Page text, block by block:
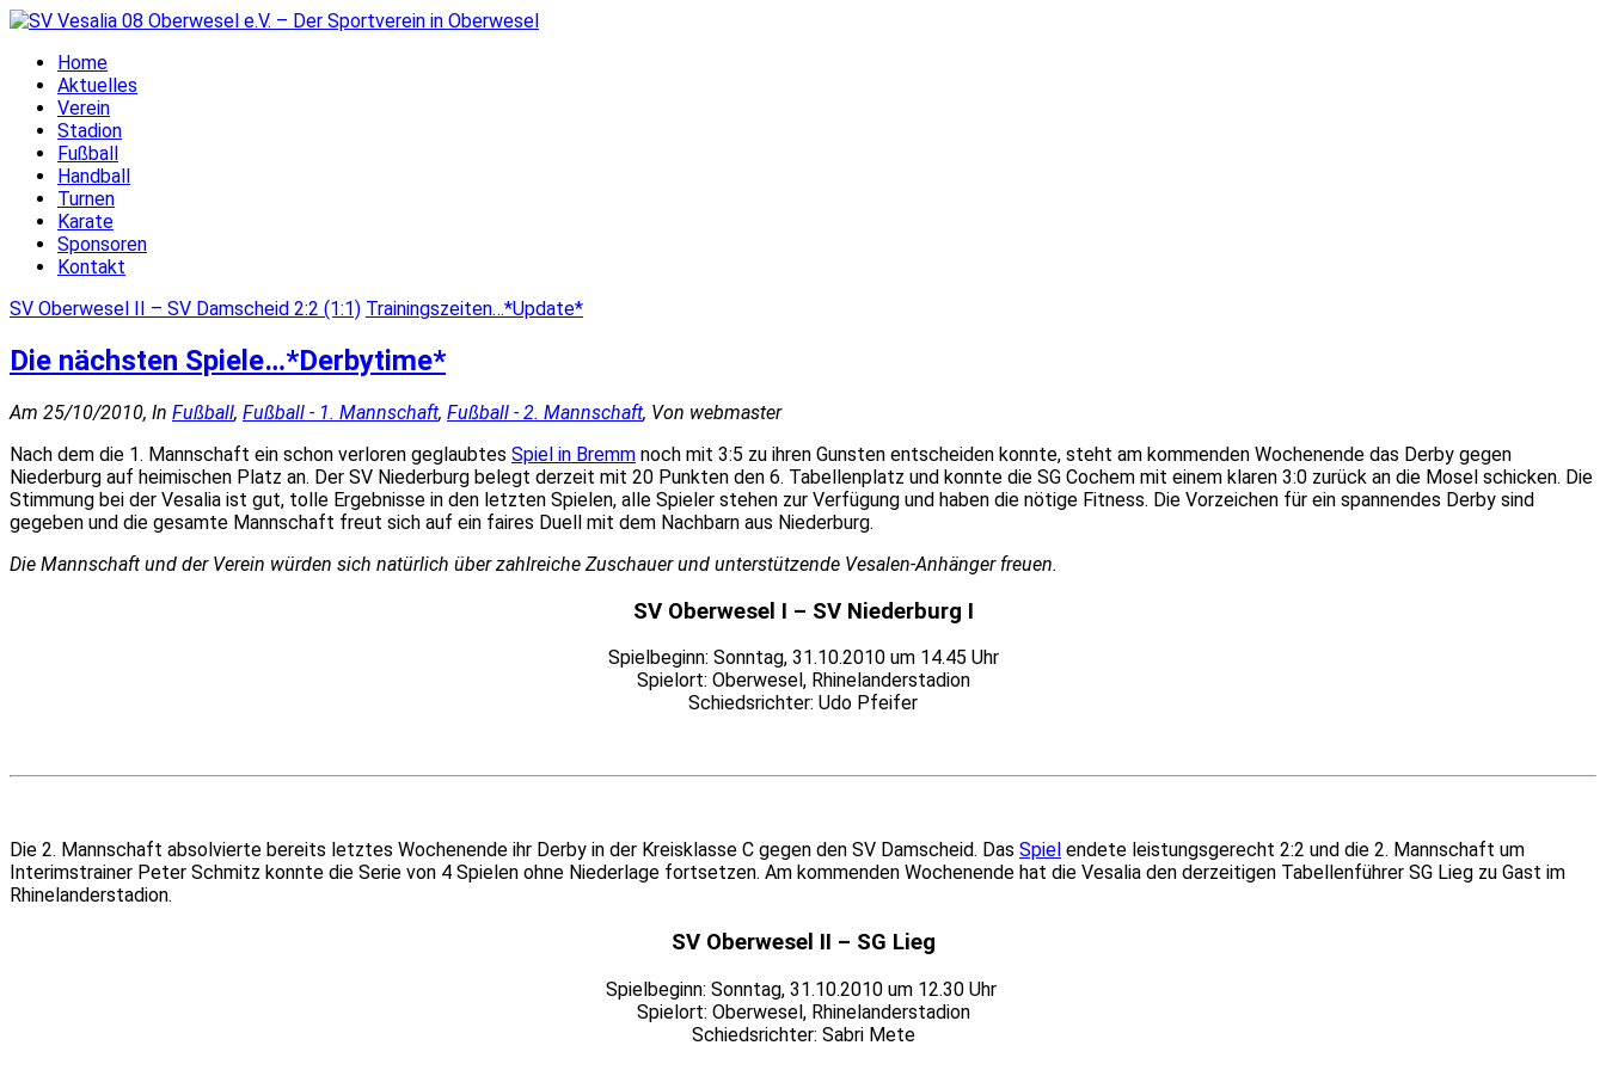
Home
Aktuelles
Verein
Stadion
Fußball
Handball
Turnen
Karate
Sponsoren
Kontakt
SV Oberwesel II – SV Damscheid 2:2 (1:1) Trainingszeiten…*Update*
Die nächsten Spiele…*Derbytime*
Am 25/10/2010, In Fußball, Fußball - 1. Mannschaft, Fußball - 2. Mannschaft, Von webmaster
Nach dem die 1. Mannschaft ein schon verloren geglaubtes Spiel in Bremm noch mit 3:5 zu ihren Gunsten entscheiden konnte, steht am kommenden Wochenende das Derby gegen
Niederburg auf heimischen Platz an. Der SV Niederburg belegt derzeit mit 20 Punkten den 6. Tabellenplatz und konnte die SG Cochem mit einem klaren 3:0 zurück an die Mosel schicken. Die
Stimmung bei der Vesalia ist gut, tolle Ergebnisse in den letzten Spielen, alle Spieler stehen zur Verfügung und haben die nötige Fitness. Die Vorzeichen für ein spannendes Derby sind
gegeben und die gesamte Mannschaft freut sich auf ein faires Duell mit dem Nachbarn aus Niederburg.
Die Mannschaft und der Verein würden sich natürlich über zahlreiche Zuschauer und unterstützende Vesalen-Anhänger freuen.
SV Oberwesel I – SV Niederburg I
Spielbeginn: Sonntag, 31.10.2010 um 14.45 Uhr
Spielort: Oberwesel, Rhinelanderstadion
Schiedsrichter: Udo Pfeifer
Die 2. Mannschaft absolvierte bereits letztes Wochenende ihr Derby in der Kreisklasse C gegen den SV Damscheid. Das Spiel endete leistungsgerecht 2:2 und die 2. Mannschaft um
Interimstrainer Peter Schmitz konnte die Serie von 4 Spielen ohne Niederlage fortsetzen. Am kommenden Wochenende hat die Vesalia den derzeitigen Tabellenführer SG Lieg zu Gast im
Rhinelanderstadion.
SV Oberwesel II – SG Lieg
Spielbeginn: Sonntag, 31.10.2010 um 12.30 Uhr
Spielort: Oberwesel, Rhinelanderstadion
Schiedsrichter: Sabri Mete